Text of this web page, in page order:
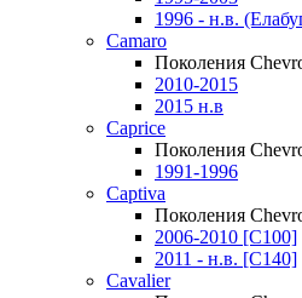
1996 - н.в.
Camaro
Поколения
2010-2015
2015 н.в
Caprice
Поколения
1991-1996
Captiva
Поколения
2006-2010 [C100]
2011 - н.в. [C140]
Cavalier